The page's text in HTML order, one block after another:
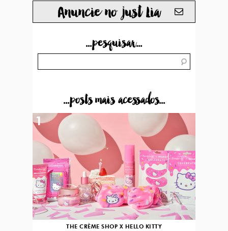
Anuncie no just Lia
...pesquisar...
...posts mais acessados...
THE CRÈME SHOP X HELLO KITTY
1